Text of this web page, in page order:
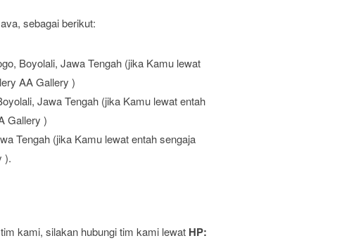
sebagai berikut:
Boyolali, Jawa Tengah (jika Kamu lewat
AA Gallery )
Jawa Tengah (jika Kamu lewat entah
Gallery )
Tengah (jika Kamu lewat entah sengaja
).
kami, silakan hubungi tim kami lewat HP: